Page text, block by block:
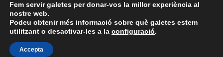
Fem servir galetes per donar-vos la millor experiència al
nostre web.
Podeu obtenir més informació sobre què galetes estem
utilitzant o desactivar-les a la configuració.
Accepta